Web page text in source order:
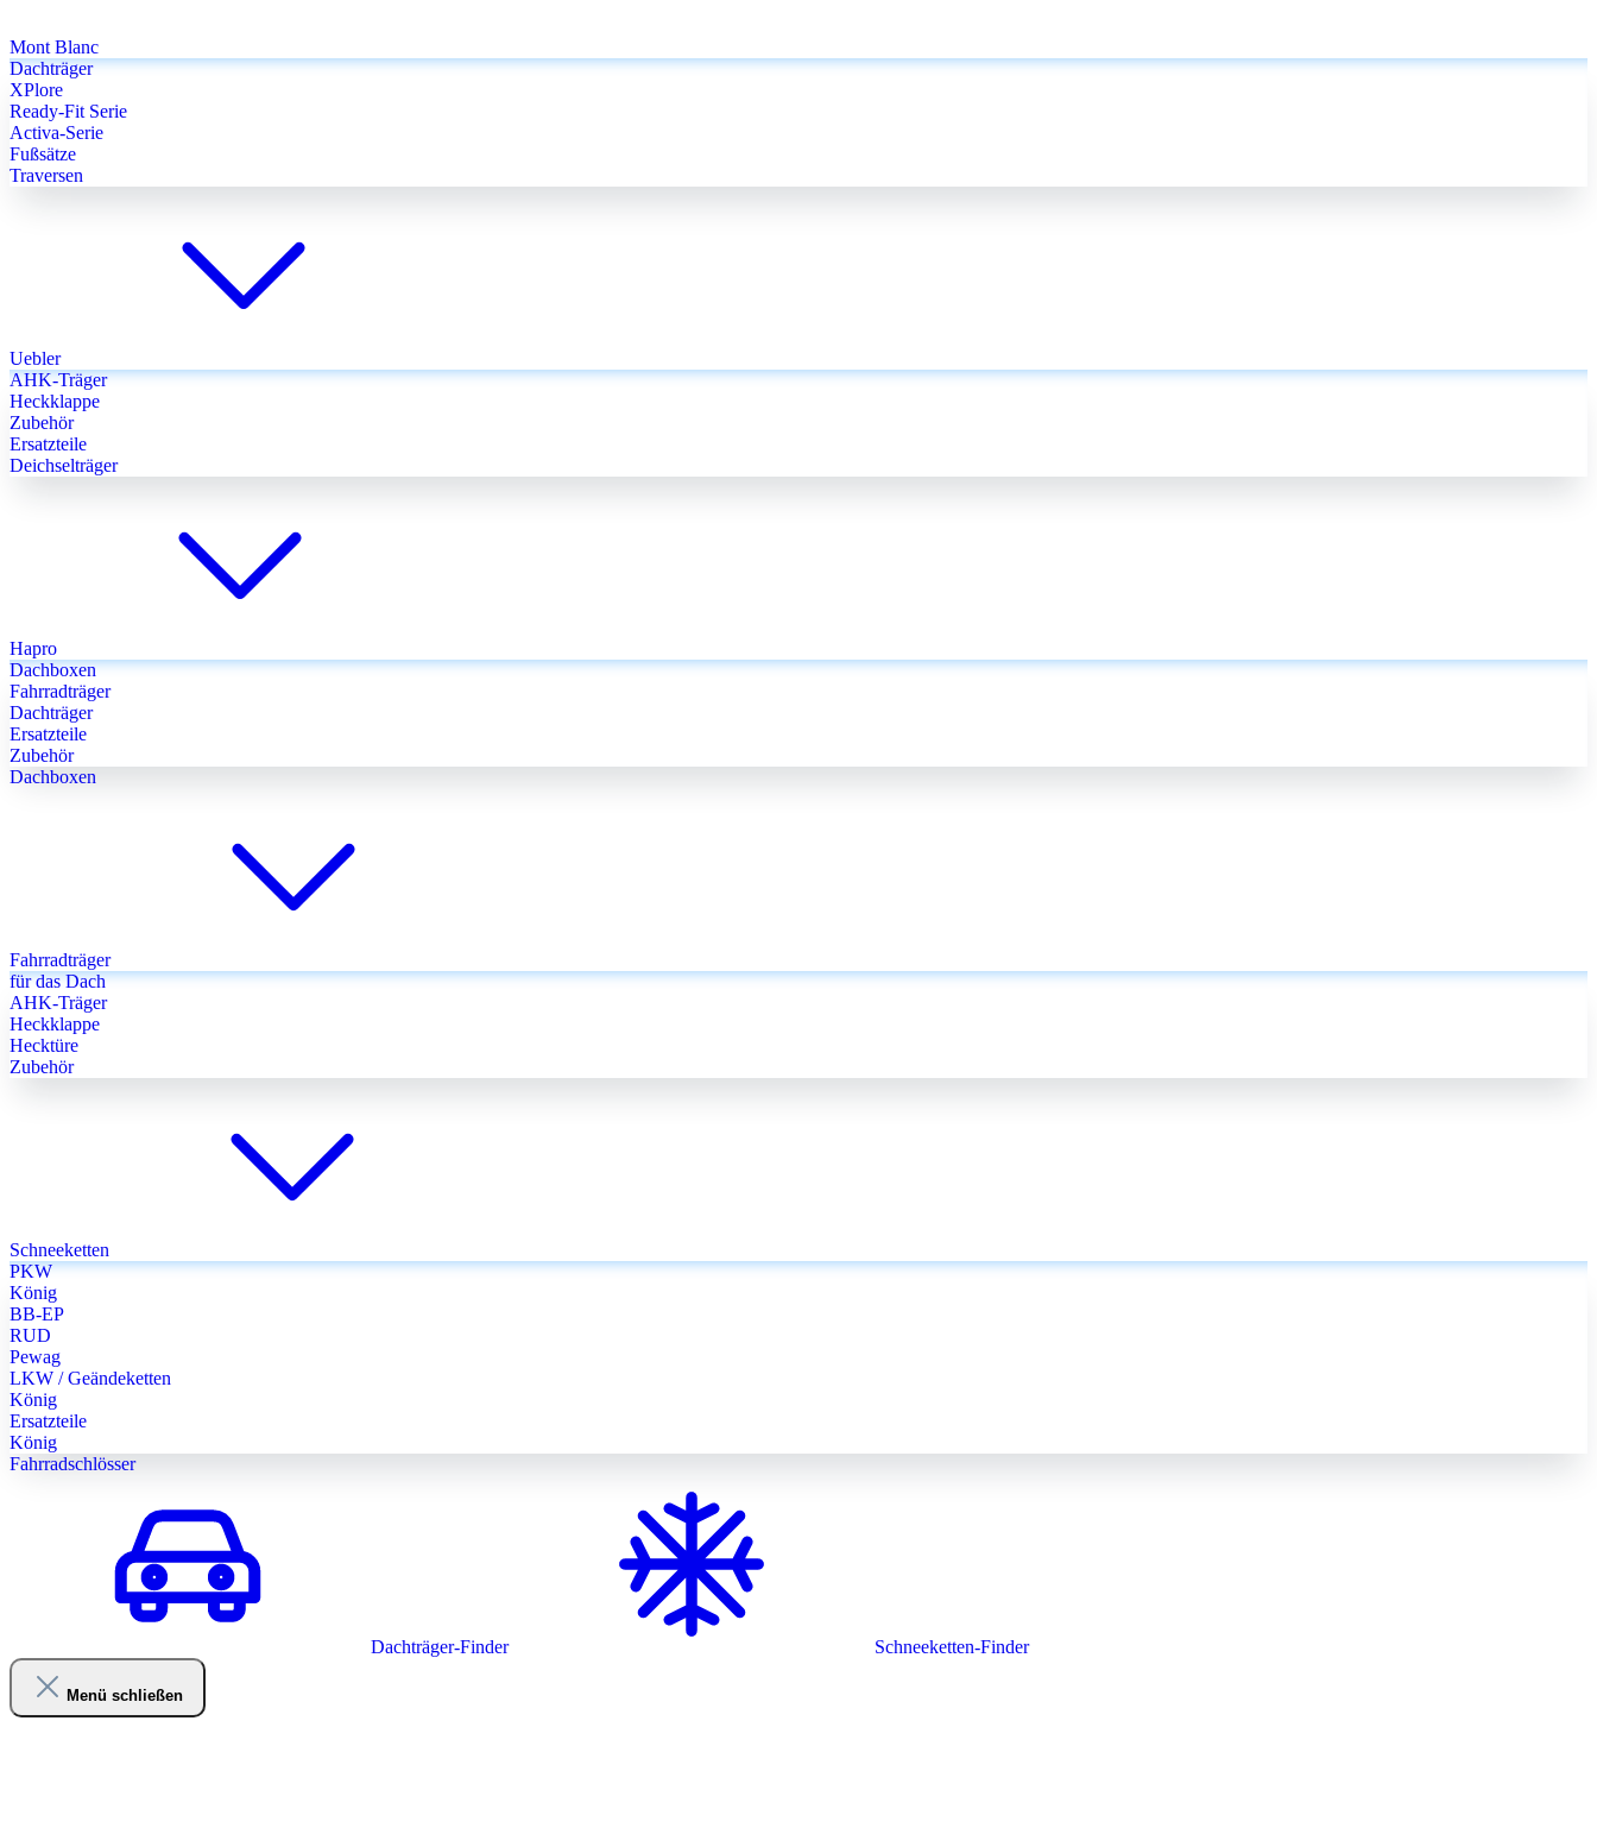
Mont Blanc
Dachträger
XPlore
Ready-Fit Serie
Activa-Serie
Fußsätze
Traversen
Uebler
AHK-Träger
Heckklappe
Zubehör
Ersatzteile
Deichselträger
Hapro
Dachboxen
Fahrradträger
Dachträger
Ersatzteile
Zubehör
Dachboxen
Fahrradträger
für das Dach
AHK-Träger
Heckklappe
Hecktüre
Zubehör
Schneeketten
PKW
König
BB-EP
RUD
Pewag
LKW / Geändeketten
König
Ersatzteile
König
Fahrradschlösser
Dachträger-Finder Schneeketten-Finder
Menü schließen